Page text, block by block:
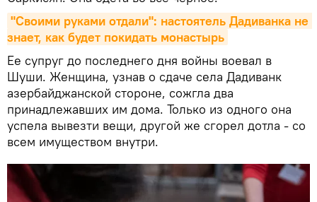
"Своими руками отдали": настоятель Дадиванка не
знает, как будет покидать монастырь
Ее супруг до последнего дня войны воевал в
Шуши. Женщина, узнав о сдаче села Дадиванк
азербайджанской стороне, сожгла два
принадлежавших им дома. Только из одного она
успела вывезти вещи, другой же сгорел дотла - со
всем имуществом внутри.